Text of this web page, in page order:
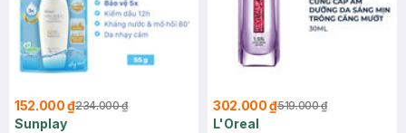
152.000 ₫234.000 ₫
Sunplay
302.000 ₫519.000 ₫
L'Oreal